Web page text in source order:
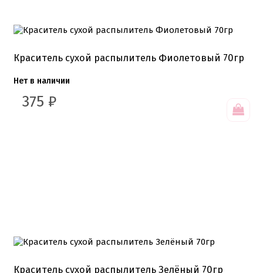
Краситель сухой распылитель Фиолетовый 70гр
Нет в наличии
375 ₽
Краситель сухой распылитель Зелёный 70гр